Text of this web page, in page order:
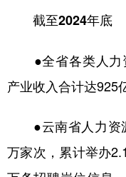
截至2024年底
●全省各类人力
产业收入合计达925
●云南省人力资
万家次，累计举办